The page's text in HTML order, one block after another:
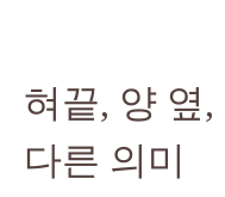
혀끝, 양 옆
다른 의미